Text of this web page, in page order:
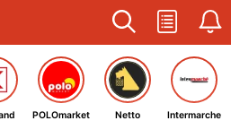
POLOmarket Netto Intermarche